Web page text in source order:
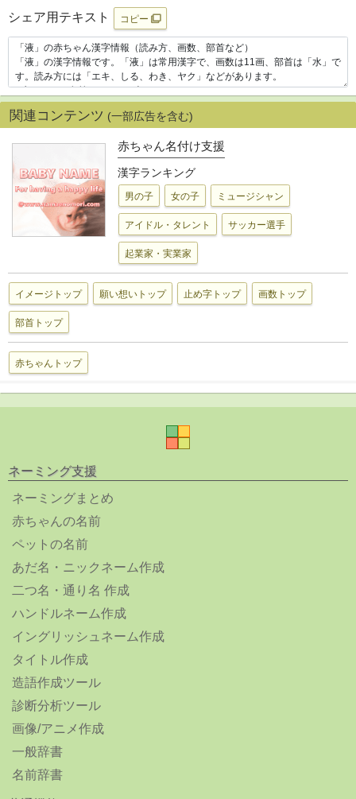
シェア用テキスト コピー
関連コンテンツ (一部広告を含む)
赤ちゃん名付け支援
漢字ランキング
男の子 女の子 ミュージシャン
アイドル・タレント サッカー選手
起業家・実業家
イメージトップ 願い想いトップ 止め字トップ 画数トップ
部首トップ
赤ちゃんトップ
ネーミング支援
ネーミングまとめ
赤ちゃんの名前
ペットの名前
あだ名・ニックネーム作成
二つ名・通り名 作成
ハンドルネーム作成
イングリッシュネーム作成
タイトル作成
造語作成ツール
診断分析ツール
画像/アニメ作成
一般辞書
名前辞書